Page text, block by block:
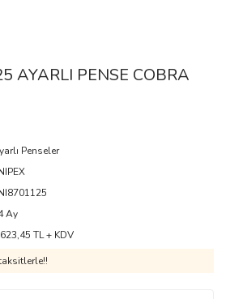
AYARLI PENSE COBRA
Penseler
Ay
TL + KDV